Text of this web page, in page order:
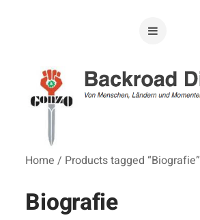
Home / Products tagged “Biografie”
Biografie